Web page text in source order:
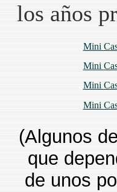
los años
Mini
Mini
Mini
Mini
(Algunos
que
de unos